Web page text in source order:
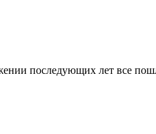
последующих лет все